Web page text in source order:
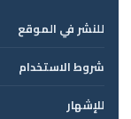
للنشر في الموقع
شروط الاستخدام
للإشهار